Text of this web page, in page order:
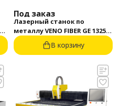
Под заказ
Лазерный станок по
металлу VENO FIBER GE 1325
500 Вт
В корзину